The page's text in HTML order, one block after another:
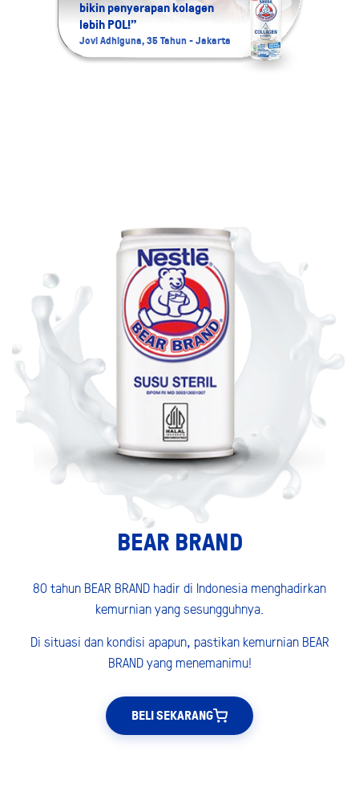
bikin penyerapan kolagen
lebih POL!”
Jovi Adhiguna, 35 Tahun - Jakarta
BEAR BRAND
80 tahun BEAR BRAND hadir di Indonesia menghadirkan
kemurnian yang sesungguhnya.
Di situasi dan kondisi apapun, pastikan kemurnian BEAR
BRAND yang menemanimu!
BELI SEKARANG